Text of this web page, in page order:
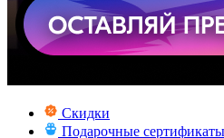
Скидки
Подарочные сертификаты